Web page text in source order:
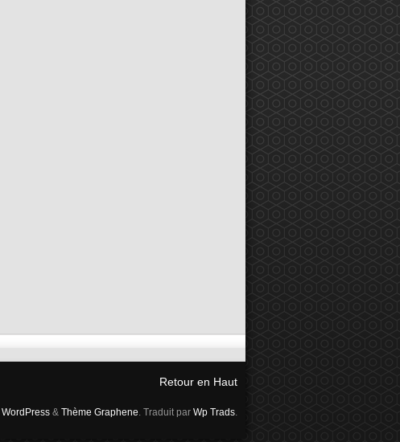
Retour en Haut
WordPress & Thème Graphene. Traduit par Wp Trads.